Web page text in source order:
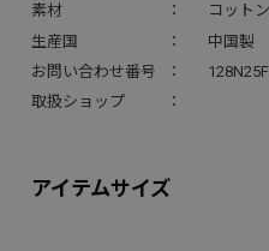
素材
コット
生産国
中国製
お問い合わせ番号
取扱ショップ
アイテムサイズ